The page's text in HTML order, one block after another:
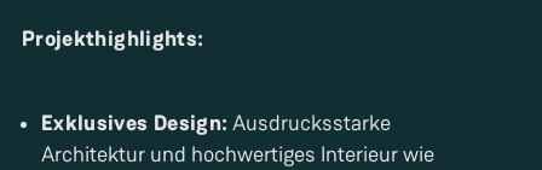
Projekthighlights:
Exklusives Design: Ausdrucksstarke
Architektur und hochwertiges Interieur wie